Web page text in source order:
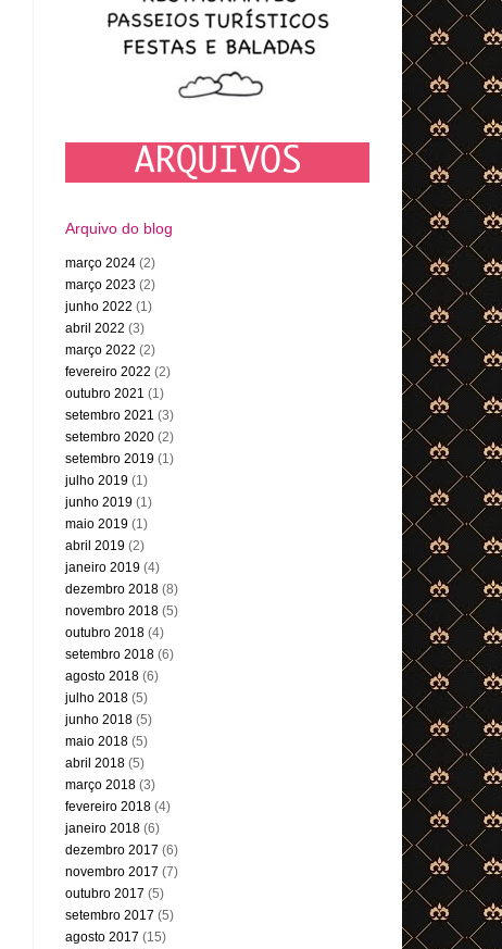
Arquivo do blog
março 2024 (2)
março 2023 (2)
junho 2022 (1)
abril 2022 (3)
março 2022 (2)
fevereiro 2022 (2)
outubro 2021 (1)
setembro 2021 (3)
setembro 2020 (2)
setembro 2019 (1)
julho 2019 (1)
junho 2019 (1)
maio 2019 (1)
abril 2019 (2)
janeiro 2019 (4)
dezembro 2018 (8)
novembro 2018 (5)
outubro 2018 (4)
setembro 2018 (6)
agosto 2018 (6)
julho 2018 (5)
junho 2018 (5)
maio 2018 (5)
abril 2018 (5)
março 2018 (3)
fevereiro 2018 (4)
janeiro 2018 (6)
dezembro 2017 (6)
novembro 2017 (7)
outubro 2017 (5)
setembro 2017 (5)
agosto 2017 (15)